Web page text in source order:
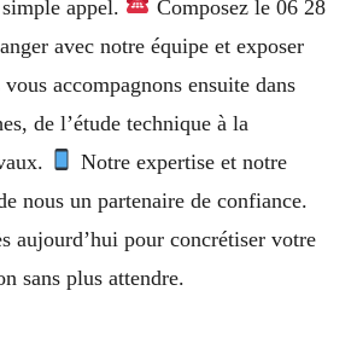
appel.
Composez le 06 28
avec notre équipe et exposer
accompagnons ensuite dans
de l’étude technique à la
Notre expertise et notre
nous un partenaire de confiance.
aujourd’hui pour concrétiser votre
sans plus attendre.